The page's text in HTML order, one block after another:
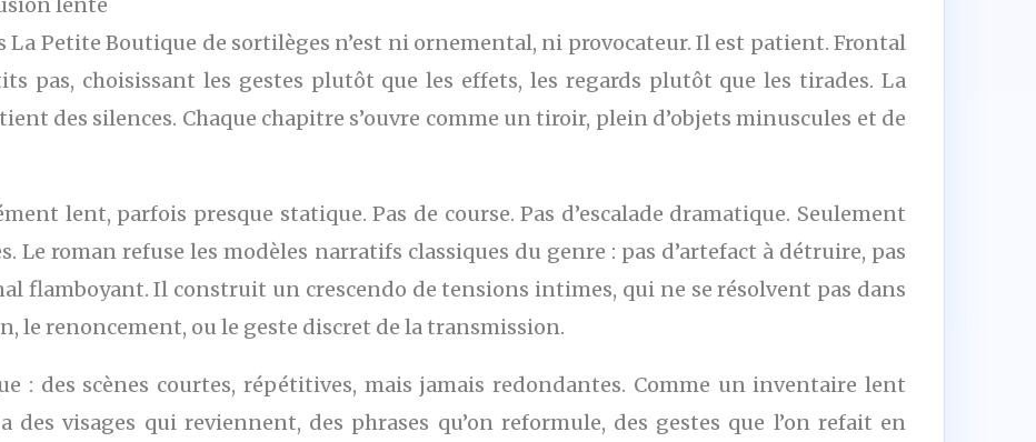
La Petite Boutique de sortilèges n’est ni ornemental, ni provocateur. Il est patient. Frontal
pas, choisissant les gestes plutôt que les effets, les regards plutôt que les tirades. La
des silences. Chaque chapitre s’ouvre comme un tiroir, plein d’objets minuscules et de
lent, parfois presque statique. Pas de course. Pas d’escalade dramatique. Seulement
Le roman refuse les modèles narratifs classiques du genre : pas d’artefact à détruire, pas
flamboyant. Il construit un crescendo de tensions intimes, qui ne se résolvent pas dans
le renoncement, ou le geste discret de la transmission.
: des scènes courtes, répétitives, mais jamais redondantes. Comme un inventaire lent
visages qui reviennent, des phrases qu’on reformule, des gestes que l’on refait en